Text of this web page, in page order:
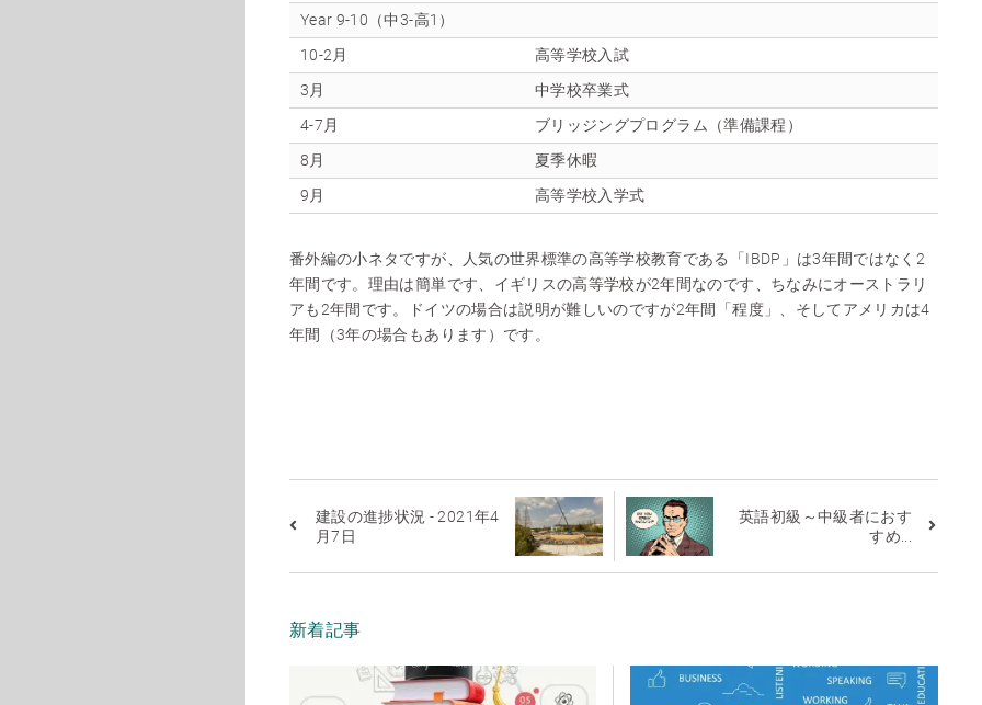
Year 9-10（中3-高1）
10-2月
高等学校入試
3月
中学校卒業式
4-7月
ブリッジングプログラム（準備課程）
8月
夏季休暇
9月
高等学校入学式
番外編の小ネタですが、人気の世界標準の高等学校教育である「IBDP」は3年間ではなく2
年間です。理由は簡単です、イギリスの高等学校が2年間なのです、ちなみにオーストラリ
アも2年間です。ドイツの場合は説明が難しいのですが2年間「程度」、そしてアメリカは4
年間（3年の場合もあります）です。
建設の進捗状況 - 2021年4
月7日
英語初級～中級者におす
すめ...
新着記事